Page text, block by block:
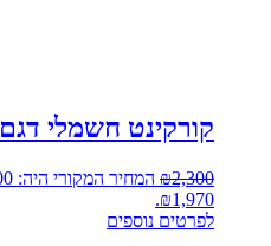
קורקינט חשמלי דגם EX-PRO
₪2,300 המחיר המקורי היה: ₪2,300.
₪1,970.
לפרטים נוספים